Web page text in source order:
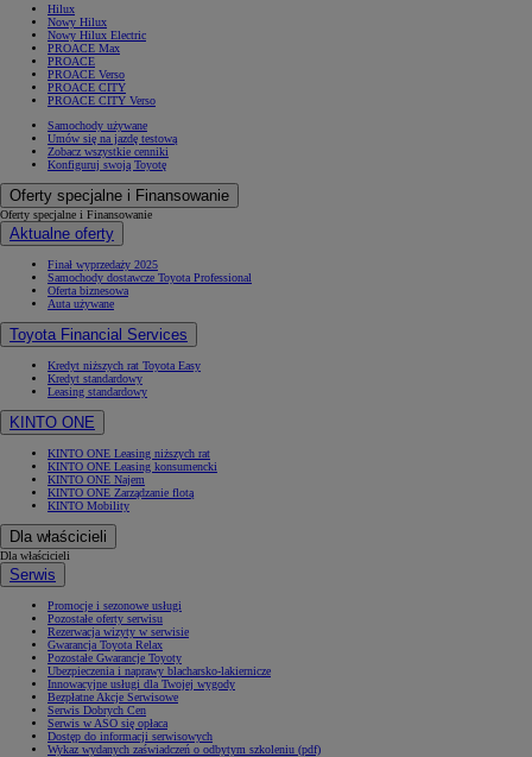
Hilux
Nowy Hilux
Nowy Hilux Electric
PROACE Max
PROACE
PROACE Verso
PROACE CITY
PROACE CITY Verso
Samochody używane
Umów się na jazdę testową
Zobacz wszystkie cenniki
Konfiguruj swoją Toyotę
Oferty specjalne i Finansowanie
Oferty specjalne i Finansowanie
Aktualne oferty
Finał wyprzedaży 2025
Samochody dostawcze Toyota Professional
Oferta biznesowa
Auta używane
Toyota Financial Services
Kredyt niższych rat Toyota Easy
Kredyt standardowy
Leasing standardowy
KINTO ONE
KINTO ONE Leasing niższych rat
KINTO ONE Leasing konsumencki
KINTO ONE Najem
KINTO ONE Zarządzanie flotą
KINTO Mobility
Dla właścicieli
Dla właścicieli
Serwis
Promocje i sezonowe usługi
Pozostałe oferty serwisu
Rezerwacja wizyty w serwisie
Gwarancja Toyota Relax
Pozostałe Gwarancje Toyoty
Ubezpieczenia i naprawy blacharsko-lakiernicze
Innowacyjne usługi dla Twojej wygody
Bezpłatne Akcje Serwisowe
Serwis Dobrych Cen
Serwis w ASO się opłaca
Dostęp do informacji serwisowych
Wykaz wydanych zaświadczeń o odbytym szkoleniu (pdf)